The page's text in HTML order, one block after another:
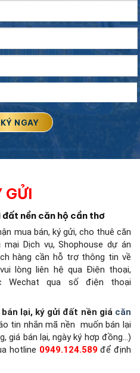
GỬI
đất nền căn hộ cần thơ
mua bán, ký gửi, cho thuê căn
Dịch vụ, Shophouse dự án
hàng cần hỗ trợ thông tin về
vui lòng liên hệ qua Điện thoại,
Wechat qua số điện thoại
lại, ký gửi đất nền giá căn
tin nhắn mã nền muốn bán lại
giá bán lại, ngày ký hợp đồng…)
hotline 0949.124.589để định